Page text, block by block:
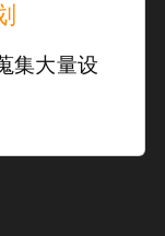
集大量设